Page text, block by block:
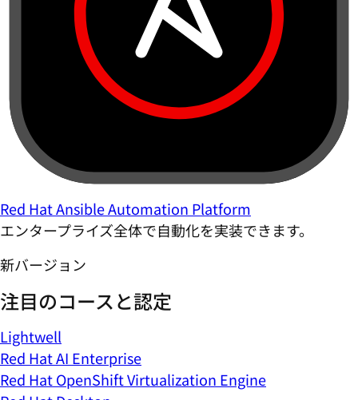
Red Hat Ansible Automation Platform
エンタープライズ全体で自動化を実装できます。
新バージョン
注目のコースと認定
Lightwell
Red Hat AI Enterprise
Red Hat OpenShift Virtualization Engine